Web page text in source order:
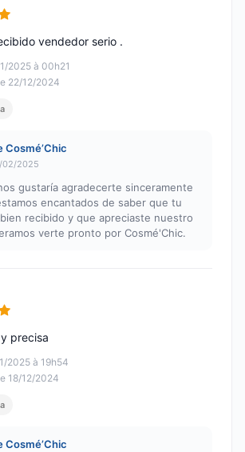
5
2025 à 00h21
22/12/2024
vendedor serio .
Cosmé’Chic
02/2025
gustaría agradecerte sinceramente
encantados de saber que tu
recibido y que apreciaste nuestro
verte pronto por Cosmé'Chic.
5
2025 à 19h54
18/12/2024
precisa
Cosmé’Chic